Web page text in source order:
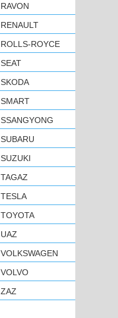
RAVON
RENAULT
ROLLS-ROYCE
SEAT
SKODA
SMART
SSANGYONG
SUBARU
SUZUKI
TAGAZ
TESLA
TOYOTA
UAZ
VOLKSWAGEN
VOLVO
ZAZ